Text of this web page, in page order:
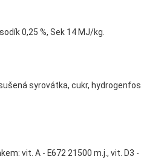
0,25 %, Sek 14 MJ/kg.
syrovátka, cukr,
vit. A - E672 21500 m.j., vit. D3 -